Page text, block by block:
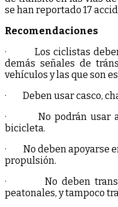
se han reportado 17
Recomendaciones
· Los ciclistas deben
demás señales de
vehículos y las que son
· Deben usar casco,
· No podrán usar
bicicleta.
· No deben apoyarse
propulsión.
· No deben
peatonales, y tampoco